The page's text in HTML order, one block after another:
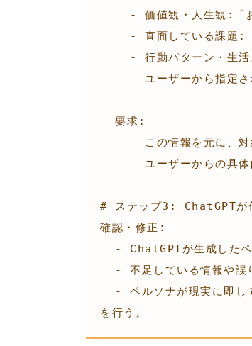
  要求:
# ステップ3: ChatGPTが
確認・修正:
を行う。